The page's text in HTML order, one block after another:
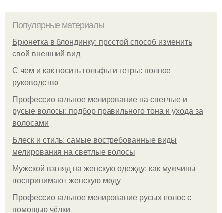
Популярные материалы
Брюнетка в блондинку: простой способ изменить
свой внешний вид
С чем и как носить гольфы и гетры: полное
руководство
Профессиональное мелирование на светлые и
русые волосы: подбор правильного тона и ухода за
волосами
Блеск и стиль: самые востребованные виды
мелирования на светлые волосы
Мужской взгляд на женскую одежду: как мужчины
воспринимают женскую моду
Профессиональное мелирование русых волос с
помощью чёлки